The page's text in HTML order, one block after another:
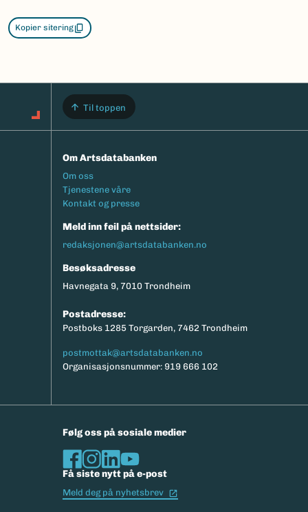
Kopier sitering
Til toppen
Om Artsdatabanken
Footermeny
Om oss
Tjenestene våre
Kontakt og presse
Meld inn feil på nettsider:
redaksjonen@artsdatabanken.no
Besøksadresse
Havnegata 9, 7010 Trondheim
Postadresse:
Postboks 1285 Torgarden, 7462 Trondheim
postmottak@artsdatabanken.no
Organisasjonsnummer: 919 666 102
Følg oss på sosiale medier
Få siste nytt på e-post
Meld deg på nyhetsbrev